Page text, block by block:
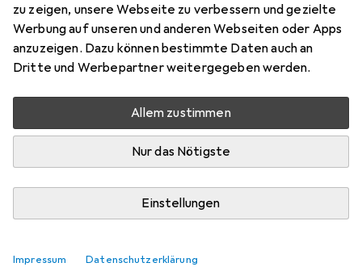
zu zeigen, unsere Webseite zu verbessern und gezielte
Werbung auf unseren und anderen Webseiten oder Apps
anzuzeigen. Dazu können bestimmte Daten auch an
Dritte und Werbepartner weitergegeben werden.
Allem zustimmen
Nur das Nötigste
Einstellungen
Impressum Datenschutzerklärung
120
Preis in EUR inkl. MwSt.
Zwischen Do, 20.8. und Mi, 26.8. geliefert
Benachrichtigen, wenn schneller verfügbar
1 Stück
2 Stück
3 Stück